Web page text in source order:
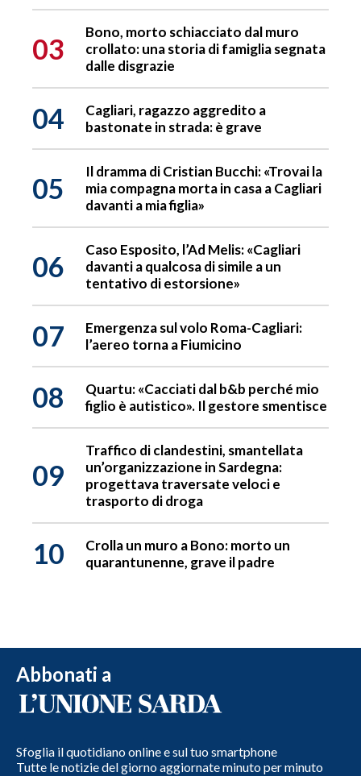
03
Bono, morto schiacciato dal muro
crollato: una storia di famiglia segnata
dalle disgrazie
04
Cagliari, ragazzo aggredito a
bastonate in strada: è grave
05
Il dramma di Cristian Bucchi: «Trovai la
mia compagna morta in casa a Cagliari
davanti a mia figlia»
06
Caso Esposito, l’Ad Melis: «Cagliari
davanti a qualcosa di simile a un
tentativo di estorsione»
07
Emergenza sul volo Roma-Cagliari:
l’aereo torna a Fiumicino
08
Quartu: «Cacciati dal b&b perché mio
figlio è autistico». Il gestore smentisce
09
Traffico di clandestini, smantellata
un’organizzazione in Sardegna:
progettava traversate veloci e
trasporto di droga
10
Crolla un muro a Bono: morto un
quarantunenne, grave il padre
Abbonati a
Sfoglia il quotidiano online e sul tuo smartphone
Tutte le notizie del giorno aggiornate minuto per minuto